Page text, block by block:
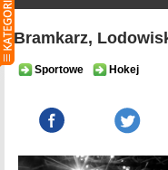
Bramkarz,
Sportowe Hokej